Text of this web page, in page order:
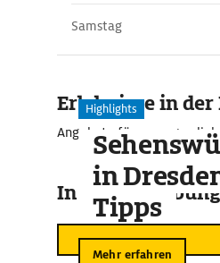
Samstag
Erlebnisse in der
Angebote für
In der Umgebung
Highlights
in
Tipps
Mehr erfahren